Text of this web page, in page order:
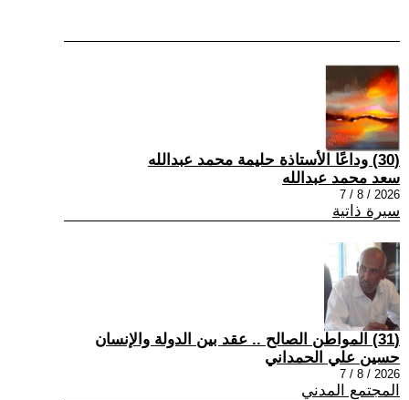
(30) وداعًا الأستاذة حليمة محمد عبدالله
سعد محمد عبدالله
2026 / 8 / 7
سيرة ذاتية
(31) المواطن الصالح .. عقد بين الدولة والإنسان
حسين علي الحمداني
2026 / 8 / 7
المجتمع المدني